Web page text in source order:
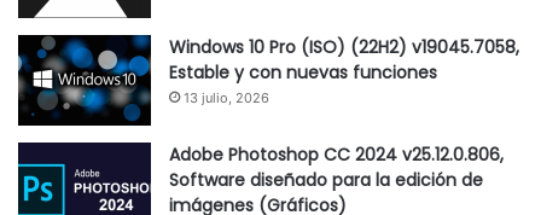
Windows 10 Pro (ISO) (22H2) v19045.7058,
Estable y con nuevas funciones
13 julio, 2026
Adobe Photoshop CC 2024 v25.12.0.806,
Software diseñado para la edición de
imágenes (Gráficos)